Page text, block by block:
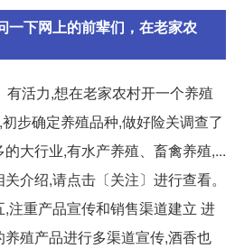
一下网上的前辈们，在老家农
活力,想在老家农村开一个养殖
步确定养殖品种,做好险关调查了
大行业,有水产养殖、畜禽养殖,...
介绍,请点击〔关注〕进行查看。
注重产品宣传和销售渠道建立 进
殖产品进行多渠道宣传,酒香也